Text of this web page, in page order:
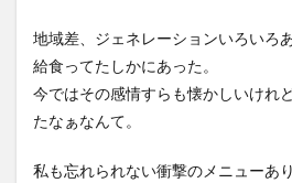
地域差、ジェネレーションいろいろ
給食ってたしかにあった。
今ではその感情すらも懐かしいけれ
たなぁなんて。
私も忘れられない衝撃のメニューあ